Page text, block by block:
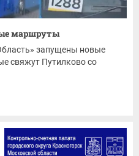
маршруты
запущены новые
свяжут Путилково со